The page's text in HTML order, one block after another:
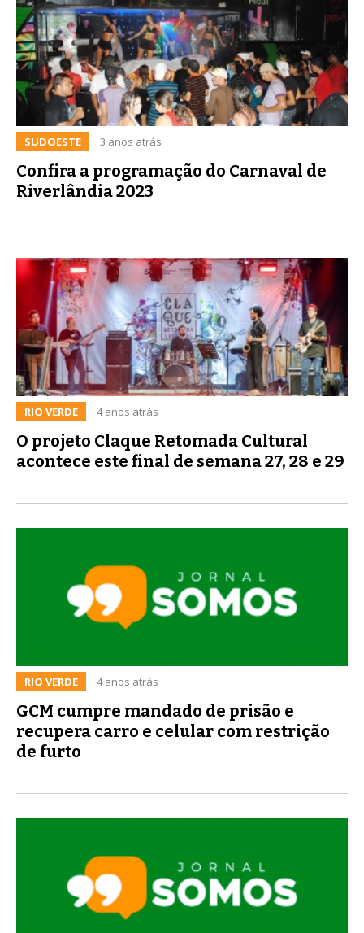
SUDOESTE 3 anos atrás
Confira a programação do Carnaval de
Riverlândia 2023
RIO VERDE 4 anos atrás
O projeto Claque Retomada Cultural
acontece este final de semana 27, 28 e 29
RIO VERDE 4 anos atrás
GCM cumpre mandado de prisão e
recupera carro e celular com restrição
de furto